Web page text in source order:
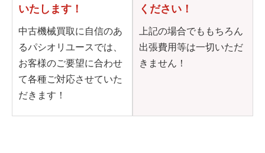
いたします！
中古機械買取に自信のあ
るパシオリユースでは、
お客様のご要望に合わせ
て各種ご対応させていた
だきます！
ください！
上記の場合でももちろん
出張費用等は一切いただ
きません！